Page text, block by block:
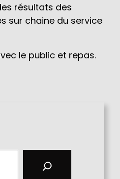
résultats des
sur chaine du service
le public et repas.